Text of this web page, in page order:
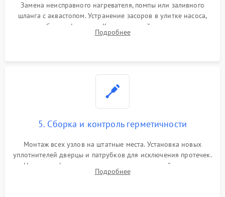
Замена неисправного нагревателя, помпы или заливного
шланга с аквастопом. Устранение засоров в улитке насоса,
патрубках и фильтрах. Компонентный ремонт платы
управления, восстановление поврежденной проводки.
Подробнее
5. Сборка и контроль герметичности
Монтаж всех узлов на штатные места. Установка новых
уплотнителей дверцы и патрубков для исключения протечек.
Надежная фиксация хомутов гидравлической системы,
сборка корпуса и установка датчика поплавка.
Подробнее